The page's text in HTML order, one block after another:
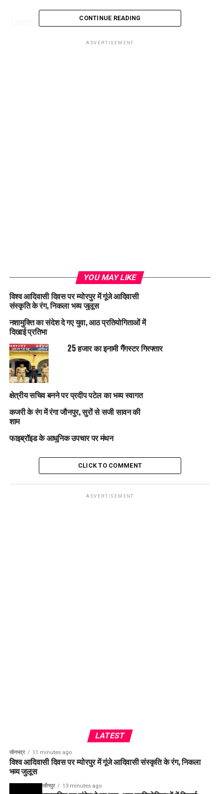
CONTINUE READING
ADVERTISEMENT
YOU MAY LIKE
विश्व आदिवासी दिवस पर म्योरपुर में गूंजे आदिवासी
संस्कृति के रंग, निकला भव्य जुलूस
नशामुक्ति का संदेश दे गए युवा, आठ प्रतियोगिताओं में
दिखाई प्रतिभा
25 हजार का इनामी गैंगस्टर गिरफ्तार
क्षेत्रीय सचिव बनने पर प्रदीप पटेल का भव्य स्वागत
कजरी के रंग में रंगा जौनपुर, सुरों से सजी सावन की
शाम
फाइब्रॉइड के आधुनिक उपचार पर मंथन
CLICK TO COMMENT
ADVERTISEMENT
LATEST
सोनभद्र 11 minutes ago
विश्व आदिवासी दिवस पर म्योरपुर में गूंजे आदिवासी संस्कृति के रंग, निकला
भव्य जुलूस
जौनपुर 13 minutes ago